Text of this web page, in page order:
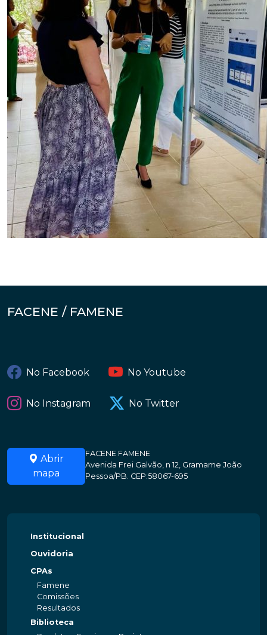
FACENE / FAMENE
No Facebook No Youtube
No Instagram No Twitter
Abrir
mapa
FACENE FAMENE
Avenida Frei Galvão, n 12, Gramame João
Pessoa/PB. CEP:58067-695
Institucional
Ouvidoria
CPAs
Famene
Comissões
Resultados
Biblioteca